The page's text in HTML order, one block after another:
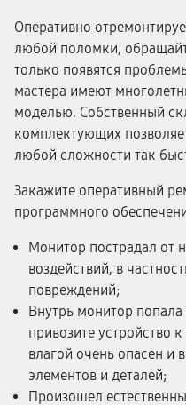
Оперативно
любой поломки,
только появятся
мастера имеют
моделью. Собственный
комплектующих
любой сложности так
Закажите оперативный
программного
Монитор пострадал от
воздействий, в
повреждений;
Внутрь монитор
привозите устройство
влагой очень опасен и
элементов и деталей;
Произошел